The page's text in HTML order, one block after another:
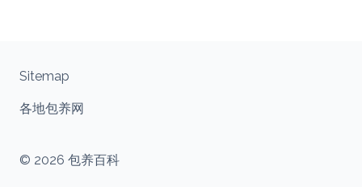
© 2026 包养百科
Sitemap
各地包养网